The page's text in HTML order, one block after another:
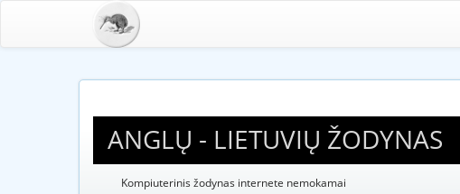
ANGLŲ - LIETUVIŲ ŽODYNAS
Kompiuterinis žodynas internete nemokamai